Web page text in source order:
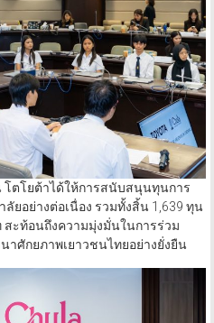
โตโยต้าได้ให้การสนับสนุนทุนการ
อย่างต่อเนื่อง รวมทั้งสิ้น 1,639 ทุน
สะท้อนถึงความมุ่งมั่นในการร่วม
ศักยภาพเยาวชนไทยอย่างยั่งยืน